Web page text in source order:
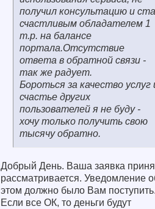
получил консультацию и
счастливым обладателем 1
т.р. на балансе
портала.Отсутствие
ответа в обратной связи -
так же радует.
Бороться за качество услуг
счастье других
пользователей я не буду -
хочу только получить свою
тысячу обратно.
Добрый День. Ваша заявка
рассматривается. Уведомление
этом должно было Вам
Если все ОК, то деньги будут